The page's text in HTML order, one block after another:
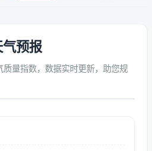
预报
量指数，数据实时更新，助您规